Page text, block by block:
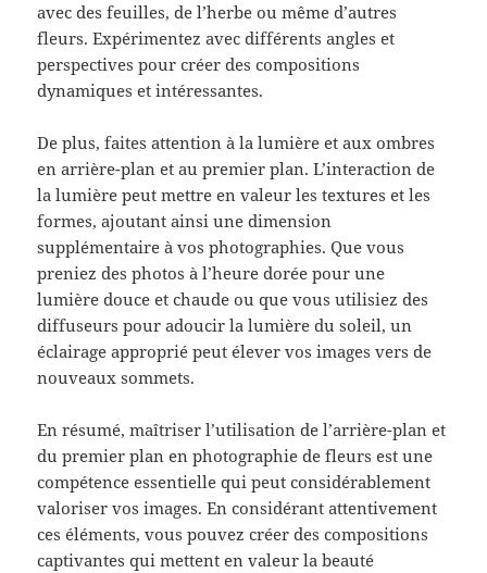
avec des feuilles, de l’herbe ou même d’autres
fleurs. Expérimentez avec différents angles et
perspectives pour créer des compositions
dynamiques et intéressantes.
De plus, faites attention à la lumière et aux ombres
en arrière-plan et au premier plan. L’interaction de
la lumière peut mettre en valeur les textures et les
formes, ajoutant ainsi une dimension
supplémentaire à vos photographies. Que vous
preniez des photos à l’heure dorée pour une
lumière douce et chaude ou que vous utilisiez des
diffuseurs pour adoucir la lumière du soleil, un
éclairage approprié peut élever vos images vers de
nouveaux sommets.
En résumé, maîtriser l’utilisation de l’arrière-plan et
du premier plan en photographie de fleurs est une
compétence essentielle qui peut considérablement
valoriser vos images. En considérant attentivement
ces éléments, vous pouvez créer des compositions
captivantes qui mettent en valeur la beauté